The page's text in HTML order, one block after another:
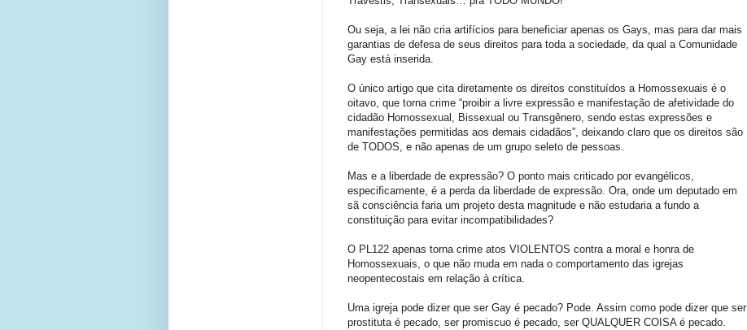
Ou seja, a lei não cria artifícios para beneficiar apenas os Gays, mas para dar mais
garantias de defesa de seus direitos para toda a sociedade, da qual a Comunidade
Gay está inserida.
O único artigo que cita diretamente os direitos constituídos a Homossexuais é o
oitavo, que torna crime “proibir a livre expressão e manifestação de afetividade do
cidadão Homossexual, Bissexual ou Transgênero, sendo estas expressões e
manifestações permitidas aos demais cidadãos”, deixando claro que os direitos são
de TODOS, e não apenas de um grupo seleto de pessoas.
Mas e a liberdade de expressão? O ponto mais criticado por evangélicos,
especificamente, é a perda da liberdade de expressão. Ora, onde um deputado em
sã consciência faria um projeto desta magnitude e não estudaria a fundo a
constituição para evitar incompatibilidades?
O PL122 apenas torna crime atos VIOLENTOS contra a moral e honra de
Homossexuais, o que não muda em nada o comportamento das igrejas
neopentecostais em relação à crítica.
Uma igreja pode dizer que ser Gay é pecado? Pode. Assim como pode dizer que ser
prostituta é pecado, ser promiscuo é pecado, ser QUALQUER COISA é pecado.